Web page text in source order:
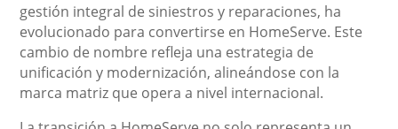
gestión integral de siniestros y reparaciones, ha
evolucionado para convertirse en HomeServe. Este
cambio de nombre refleja una estrategia de
unificación y modernización, alineándose con la
marca matriz que opera a nivel internacional.